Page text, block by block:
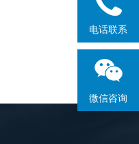
电话联系
微信咨询